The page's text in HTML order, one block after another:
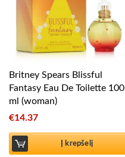
Britney Spears Blissful
Fantasy Eau De Toilette 100
ml (woman)
€14.37
Į krepšelį